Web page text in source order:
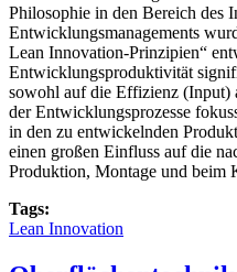
Philosophie in den Bereich des
Entwicklungsmanagements
Lean Innovation-Prinzipien“
Entwicklungsproduktivität
sowohl auf die Effizienz (Input)
der Entwicklungsprozesse
in den zu entwickelnden
einen großen Einfluss auf die
Produktion, Montage und beim
Tags:
Lean Innovation